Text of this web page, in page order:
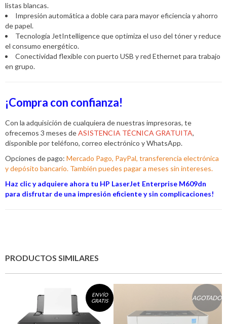
listas blancas.
Impresión automática a doble cara para mayor eficiencia y ahorro
de papel.
Tecnología JetIntelligence que optimiza el uso del tóner y reduce
el consumo energético.
Conectividad flexible con puerto USB y red Ethernet para trabajo
en grupo.
¡Compra con confianza!
Con la adquisición de cualquiera de nuestras impresoras, te
ofrecemos 3 meses deASISTENCIA TÉCNICA GRATUITA,
disponible por teléfono, correo electrónico y WhatsApp.
Opciones de pago: Mercado Pago, PayPal, transferencia electrónica
y depósito bancario. También puedes pagar a meses sin intereses.
Haz clic y adquiere ahora tu HP LaserJet Enterprise M609dn
para disfrutar de una impresión eficiente y sin complicaciones!
PRODUCTOS SIMILARES
ENVÍO
GRATIS
AGOTADO